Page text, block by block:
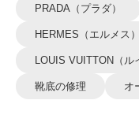
PRADA（プラダ）
HERMES（エルメス）
LOUIS VUITTON（ル
靴底の修理 オ